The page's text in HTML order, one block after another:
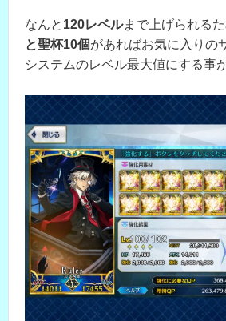
なんと 120レベルまで上げられるた
と聖杯10個があればお気に入りの
システムのレベル最大値にする事